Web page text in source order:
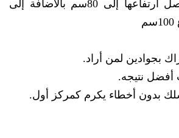
عدد الحواجز 6 ويصل أرتفاعها إلى 80سم بالاضافة إلى
بجوادين لمن أراد.
نتيجه.
بدون أخطاء يكرم كمركز أول.